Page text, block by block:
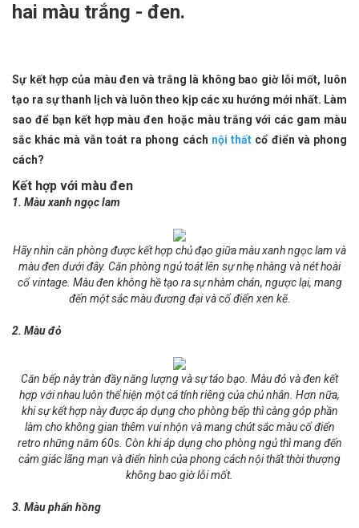
hai màu trắng - đen.
Sự kết hợp của màu đen và trắng là không bao giờ lỗi mốt, luôn
tạo ra sự thanh lịch và luôn theo kịp các xu hướng mới nhất. Làm
sao để bạn kết hợp màu đen hoặc màu trắng với các gam màu
sắc khác mà vẫn toát ra phong cách nội thất cổ điển và phong
cách?
Kết hợp với màu đen
1. Màu xanh ngọc lam
Hãy nhìn căn phòng được kết hợp chủ đạo giữa màu xanh ngọc lam và
màu đen dưới đây. Căn phòng ngủ toát lên sự nhẹ nhàng và nét hoài
cổ vintage. Màu đen không hề tạo ra sự nhàm chán, ngược lại, mang
đến một sắc màu đương đại và cổ điển xen kẽ.
2. Màu đỏ
Căn bếp này tràn đầy năng lượng và sự táo bạo. Màu đỏ và đen kết
hợp với nhau luôn thể hiện một cá tính riêng của chủ nhân. Hơn nữa,
khi sự kết hợp này được áp dụng cho phòng bếp thì càng góp phần
làm cho không gian thêm vui nhộn và mang chút sắc màu cổ điển
retro những năm 60s. Còn khi áp dụng cho phòng ngủ thì mang đến
cảm giác lãng mạn và điển hình của phong cách nội thất thời thượng
không bao giờ lỗi mốt.
3. Màu phấn hồng